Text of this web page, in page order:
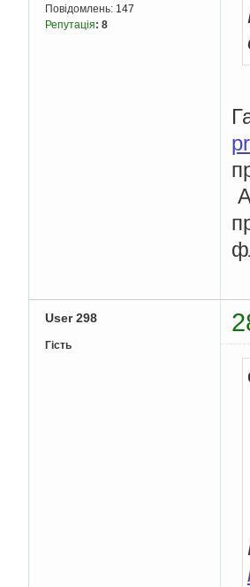
Повідомлень: 147
Репутація: 8
User 298
Гість